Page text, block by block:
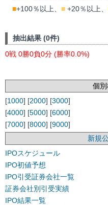
■+100％以上、 ■ +20％以上、
抽出結果 (0件)
0戦 0勝0負0分 (勝率0.0%)
個別
[1000] [2000] [3000]
[4000] [5000] [6000]
[7000] [8000] [9000]
新規
IPOスケジュール
IPO初値予想
IPO引受証券会社一覧
証券会社別引受実績
IPO結果一覧